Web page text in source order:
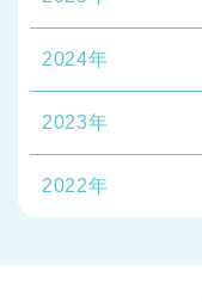
2024年
2023年
2022年